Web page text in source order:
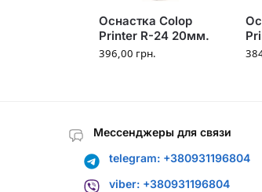
Оснастка Colop
Printer R-24 20мм.
396,00 грн.
Мессенджеры для связи
telegram: +380931196804
viber: +380931196804